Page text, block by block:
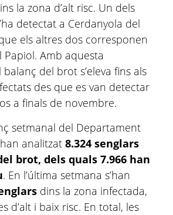
la zona d’alt risc. Un dels
detectat a Cerdanyola del
els altres dos corresponen
Papiol. Amb aquesta
del brot s’eleva fins als
des que es van detectar
a finals de novembre.
setmanal del Departament
analitzat 8.324 senglars
brot, dels quals 7.966 han
. En l’última setmana s’han
dins la zona infectada,
d’alt i baix risc. En total, les